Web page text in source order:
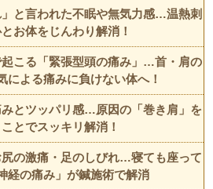
と言われた不眠や無気力感…温熱刺
お体をじんわり解消！
こる「緊張型頭の痛み」…首・肩の
による痛みに負けない体へ！
みとツッパリ感…原因の「巻き肩」を
とでスッキリ解消！
の激痛・足のしびれ…寝ても座って
経の痛み」が鍼施術で解消